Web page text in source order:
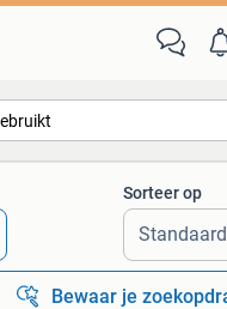
Alle afstanden…
Sorteer op
Bewaar je